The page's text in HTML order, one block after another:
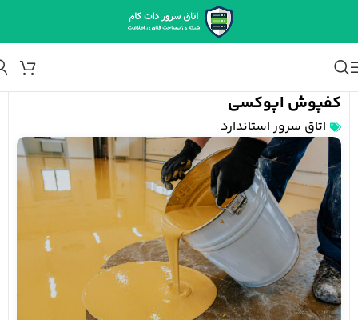
کفپوش اپوکسی
اتاق سرور استاندارد